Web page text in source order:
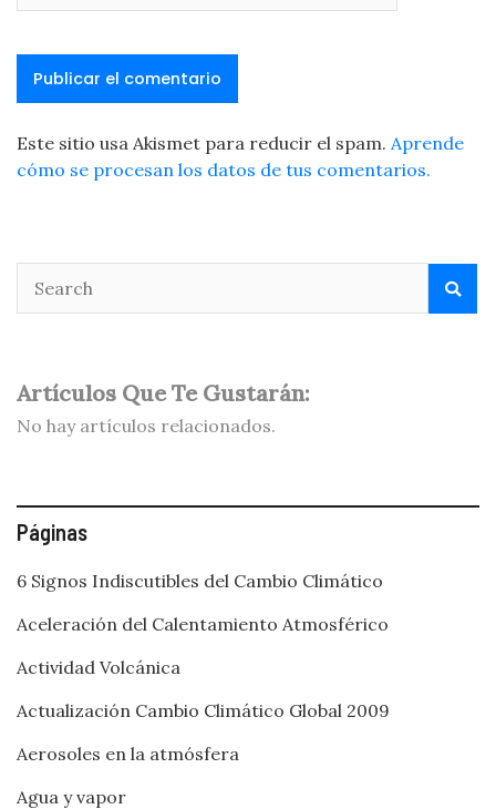
Este sitio usa Akismet para reducir el spam. Aprende
cómo se procesan los datos de tus comentarios.
Artículos Que Te Gustarán:
No hay artículos relacionados.
Páginas
6 Signos Indiscutibles del Cambio Climático
Aceleración del Calentamiento Atmosférico
Actividad Volcánica
Actualización Cambio Climático Global 2009
Aerosoles en la atmósfera
Agua y vapor